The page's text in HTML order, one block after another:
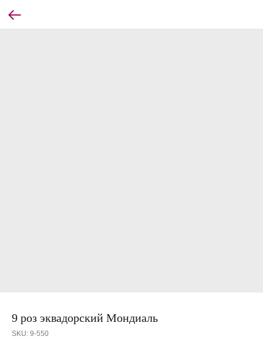
9 роз эквадорский Мондиаль
SKU: 9-550